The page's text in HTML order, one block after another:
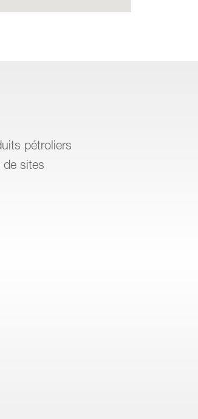
pétroliers
sites